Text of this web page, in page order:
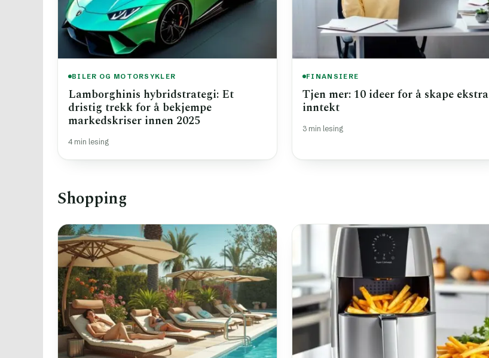
BILER OG MOTORSYKLER
Lamborghinis hybridstrategi: Et
dristig trekk for å bekjempe
markedskriser innen 2025
4 min lesing
FINANSIERE
Tjen mer: 10 ideer for å skape ekstra
inntekt
3 min lesing
Shopping